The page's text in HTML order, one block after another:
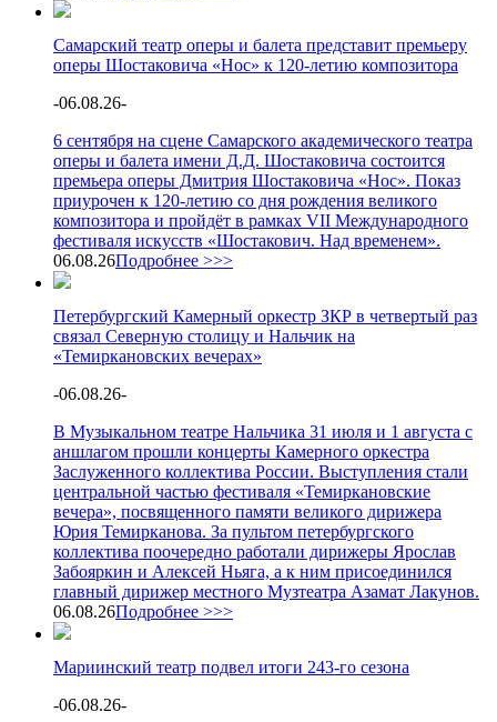
Самарский театр оперы и балета представит премьеру
оперы Шостаковича «Нос» к 120-летию композитора
-06.08.26-
6 сентября на сцене Самарского академического театра
оперы и балета имени Д.Д. Шостаковича состоится
премьера оперы Дмитрия Шостаковича «Нос». Показ
приурочен к 120-летию со дня рождения великого
композитора и пройдёт в рамках VII Международного
фестиваля искусств «Шостакович. Над временем».
06.08.26Подробнее >>>
Петербургский Камерный оркестр ЗКР в четвертый раз
связал Северную столицу и Нальчик на
«Темиркановских вечерах»
-06.08.26-
В Музыкальном театре Нальчика 31 июля и 1 августа с
аншлагом прошли концерты Камерного оркестра
Заслуженного коллектива России. Выступления стали
центральной частью фестиваля «Темиркановские
вечера», посвященного памяти великого дирижера
Юрия Темирканова. За пультом петербургского
коллектива поочередно работали дирижеры Ярослав
Забояркин и Алексей Ньяга, а к ним присоединился
главный дирижер местного Музтеатра Азамат Лакунов.
06.08.26Подробнее >>>
Мариинский театр подвел итоги 243-го сезона
-06.08.26-